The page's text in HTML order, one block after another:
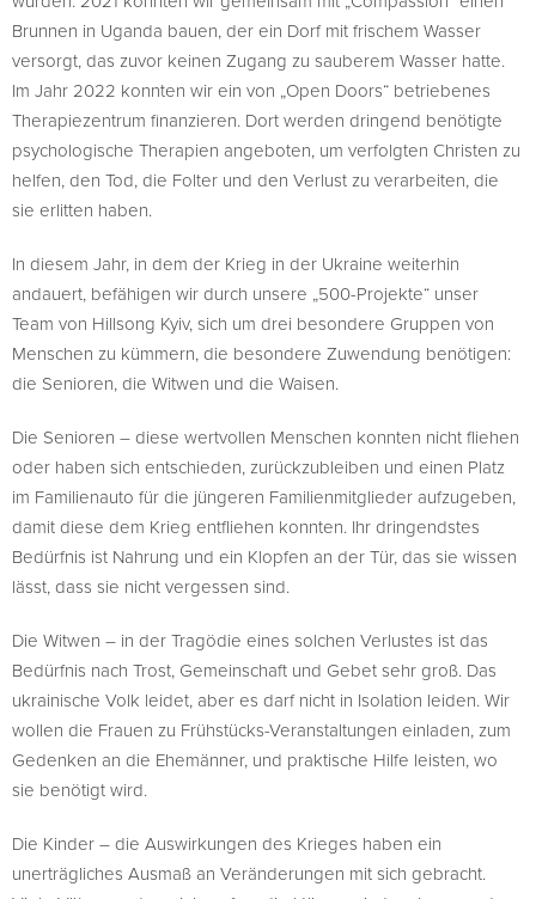
Brunnen in Uganda bauen, der ein Dorf mit frischem Wasser
versorgt, das zuvor keinen Zugang zu sauberem Wasser hatte.
Im Jahr 2022 konnten wir ein von „Open Doors“ betriebenes
Therapiezentrum finanzieren. Dort werden dringend benötigte
psychologische Therapien angeboten, um verfolgten Christen zu
helfen, den Tod, die Folter und den Verlust zu verarbeiten, die
sie erlitten haben.
In diesem Jahr, in dem der Krieg in der Ukraine weiterhin
andauert, befähigen wir durch unsere „500-Projekte“ unser
Team von Hillsong Kyiv, sich um drei besondere Gruppen von
Menschen zu kümmern, die besondere Zuwendung benötigen:
die Senioren, die Witwen und die Waisen.
Die Senioren – diese wertvollen Menschen konnten nicht fliehen
oder haben sich entschieden, zurückzubleiben und einen Platz
im Familienauto für die jüngeren Familienmitglieder aufzugeben,
damit diese dem Krieg entfliehen konnten. Ihr dringendstes
Bedürfnis ist Nahrung und ein Klopfen an der Tür, das sie wissen
lässt, dass sie nicht vergessen sind.
Die Witwen – in der Tragödie eines solchen Verlustes ist das
Bedürfnis nach Trost, Gemeinschaft und Gebet sehr groß. Das
ukrainische Volk leidet, aber es darf nicht in Isolation leiden. Wir
wollen die Frauen zu Frühstücks-Veranstaltungen einladen, zum
Gedenken an die Ehemänner, und praktische Hilfe leisten, wo
sie benötigt wird.
Die Kinder – die Auswirkungen des Krieges haben ein
unerträgliches Ausmaß an Veränderungen mit sich gebracht.